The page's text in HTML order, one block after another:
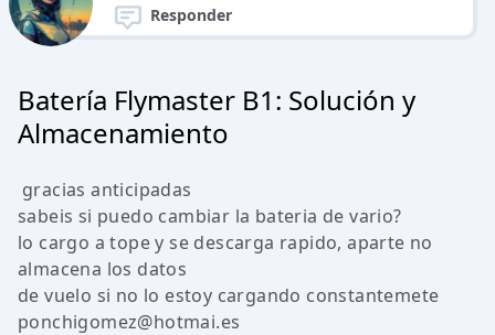
Responder
Batería Flymaster B1: Solución y
Almacenamiento
gracias anticipadas
sabeis si puedo cambiar la bateria de vario?
lo cargo a tope y se descarga rapido, aparte no
almacena los datos
de vuelo si no lo estoy cargando constantemete
ponchigomez@hotmai.es